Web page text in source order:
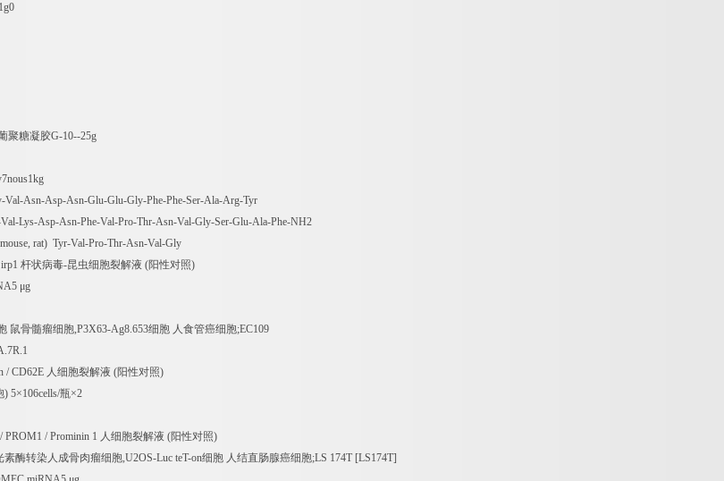
聚糖凝胶G-10--25g
Asn-Asp-Asn-Glu-Glu-Gly-Phe-Phe-Ser-Ala-Arg-Tyr
Lys-Asp-Asn-Phe-Val-Pro-Thr-Asn-Val-Gly-Ser-Glu-Ala-Phe-NH2
rat) Tyr-Val-Pro-Thr-Asn-Val-Gly
杆状病毒-昆虫细胞裂解液 (阳性对照)
μg
鼠骨髓瘤细胞,P3X63-Ag8.653细胞 人食管癌细胞;EC109
/ CD62E 人细胞裂解液 (阳性对照)
) 5×106cells/瓶×2
PROM1 / Prominin 1 人细胞裂解液 (阳性对照)
素酶转染人成骨肉瘤细胞,U2OS-Luc teT-on细胞 人结直肠腺癌细胞;LS 174T [LS174T]